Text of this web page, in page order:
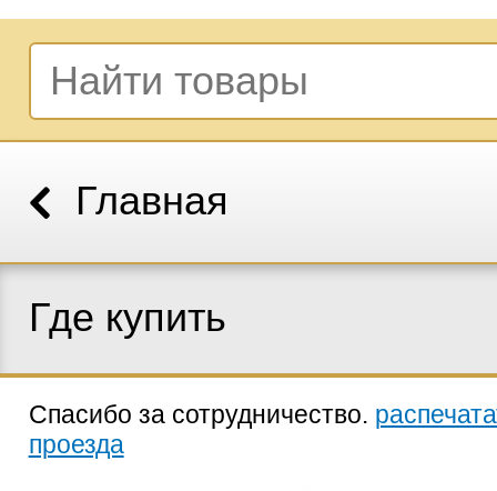
Главная
Где купить
Спасибо за сотрудничество.
проезда